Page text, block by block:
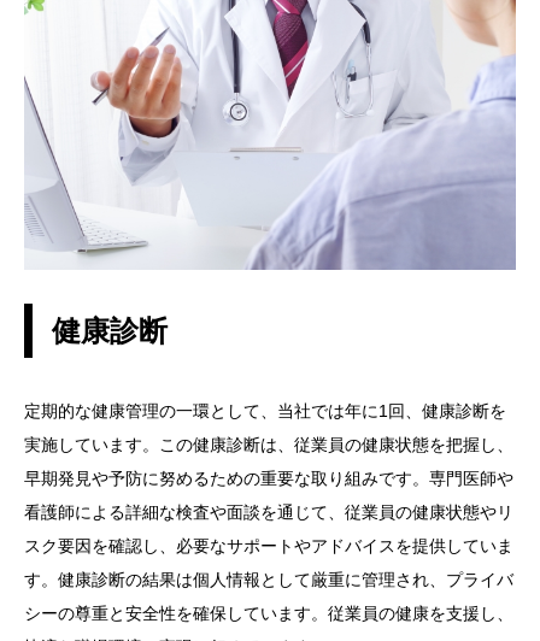
健康診断
定期的な健康管理の一環として、当社では年に1回、健康診断を
実施しています。この健康診断は、従業員の健康状態を把握し、
早期発見や予防に努めるための重要な取り組みです。専門医師や
看護師による詳細な検査や面談を通じて、従業員の健康状態やリ
スク要因を確認し、必要なサポートやアドバイスを提供していま
す。健康診断の結果は個人情報として厳重に管理され、プライバ
シーの尊重と安全性を確保しています。従業員の健康を支援し、